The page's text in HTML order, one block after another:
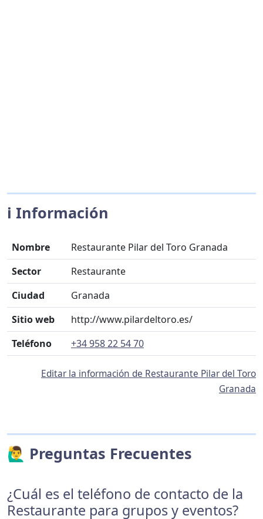
ℹ️ Información
Nombre
Restaurante Pilar del Toro Granada
Sector
Restaurante
Ciudad
Granada
Sitio web
http://www.pilardeltoro.es/
Teléfono
+34 958 22 54 70
Editar la información de Restaurante Pilar del Toro
Granada
🙋‍♂️ Preguntas Frecuentes
¿Cuál es el teléfono de contacto de la
Restaurante para grupos y eventos?